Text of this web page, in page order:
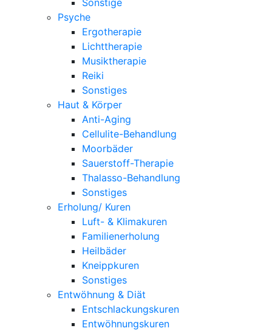
Psyche
Ergotherapie
Lichttherapie
Musiktherapie
Reiki
Sonstiges
Haut & Körper
Anti-Aging
Cellulite-Behandlung
Moorbäder
Sauerstoff-Therapie
Thalasso-Behandlung
Sonstiges
Erholung/ Kuren
Luft- & Klimakuren
Familienerholung
Heilbäder
Kneippkuren
Sonstiges
Entwöhnung & Diät
Entschlackungskuren
Entwöhnungskuren